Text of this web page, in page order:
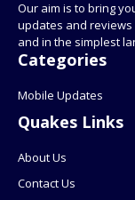
Our aim is to bring
updates and
and in the simplest
Categories
Mobile Updates
Quakes Links
About Us
Contact Us